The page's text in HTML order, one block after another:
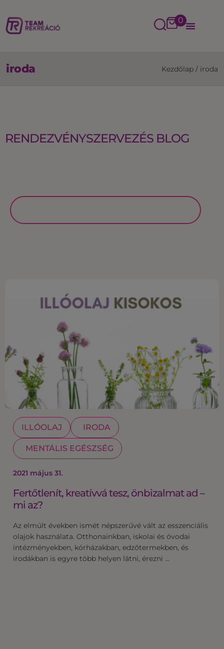
0
iroda Kezdőlap / iroda
RENDEZVÉNYSZERVEZÉS BLOG
ILLÓOLAJ IRODA
MENTÁLIS EGÉSZSÉG
2021 május 31.
Fertőtlenít, kreatívvá tesz, önbizalmat ad –
mi az?
Az elmúlt években ismét népszerűvé vált az esszenciális
olajok használata. Otthonainkban, iskolai és óvodai
intézményekben, kórházakban, edzőtermekben, és
irodákban is egyre több helyen látni, érezni …